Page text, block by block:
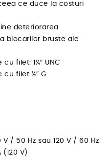
ce duce la costuri
deteriorarea
blocarilor bruste ale
filet: 1¼″ UNC
cu filet ½″ G
/ 50 Hz sau 120 V / 60 Hz
(120 V)